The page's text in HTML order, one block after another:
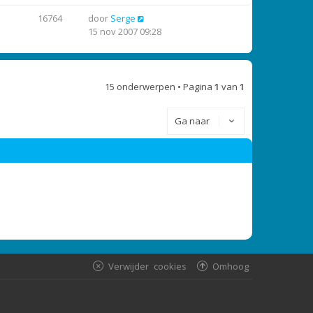
16764 door Serge
15 nov 2007 09:28
15 onderwerpen • Pagina 1 van 1
Ga naar
Omhoog
Verwijder cookies